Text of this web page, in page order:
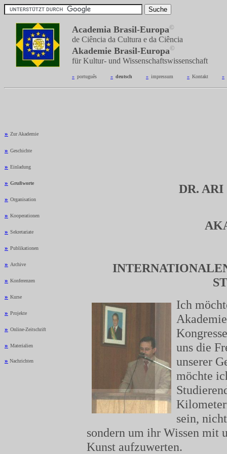
Academia Brasil-Europa©
de Ciência da Cultura e da Ciência
Akademie Brasil-Europa©
für Kultur- und Wissenschaftswissenschaft
» português » deutsch » impressum » Kontakt »
» Zur Akademie
» Geschichte
» Einladung
» Grußworte
» Organisation
» Kooperationen
» Sekretariate
» Publikationen
» Archive
» Konferenzen
» Kurse
» Projekte
» Online-Zeitschrift
» Materialien
» Nachrichten
DR. ARI
Ich
uns die
unserer
möchte
sein,
sondern um ihr Wissen mit
Kunst aufzuwerten.